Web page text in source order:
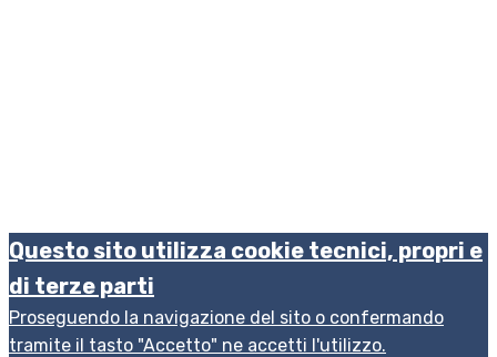
Questo sito utilizza cookie tecnici, propri e
di terze parti
Proseguendo la navigazione del sito o confermando
tramite il tasto "Accetto" ne accetti l'utilizzo.